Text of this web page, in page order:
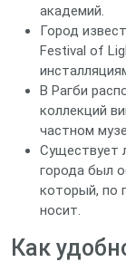
академий.
Город
Festival of
В Рагби
коллекций
частном
Существует
города был
который, по
носит.
Как